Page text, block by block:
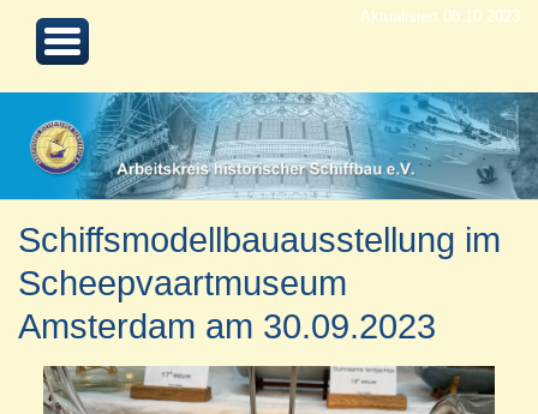
Aktualisiert 08.10.2023
Schiffsmodellbauausstellung im
Scheepvaartmuseum
Amsterdam am 30.09.2023